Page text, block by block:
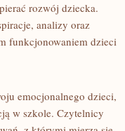
rozwój dziecka.
analizy oraz
funkcjonowaniem dzieci
emocjonalnego dzieci,
w szkole. Czytelnicy